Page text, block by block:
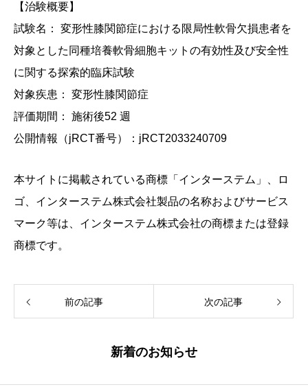
【治験概要】
試験名： 変形性膝関節症における限局性軟骨欠損患者を
対象とした同種培養軟骨細胞キットの有効性及び安全性
に関する探索的臨床試験
対象疾患： 変形性膝関節症
評価期間： 施術後52 週
公開情報（jRCT番号）：jRCT2033240709
本サイトに掲載されている商標「インターステム」、ロ
ゴ、インターステム株式会社製品の名称およびサービス
マーク等は、インターステム株式会社の商標または登録
商標です。
前の記事 次の記事
新着のお知らせ